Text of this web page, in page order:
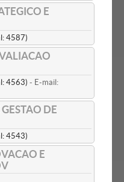
E
4587)
4563) - E-mail:
DE
4543)
E